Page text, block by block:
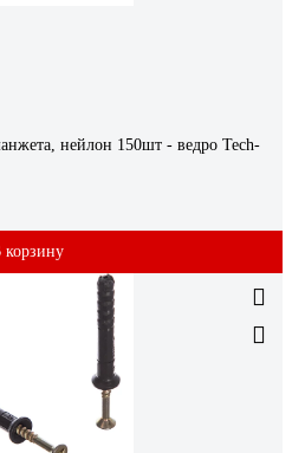
нейлон 150шт - ведро Tech-
корзину